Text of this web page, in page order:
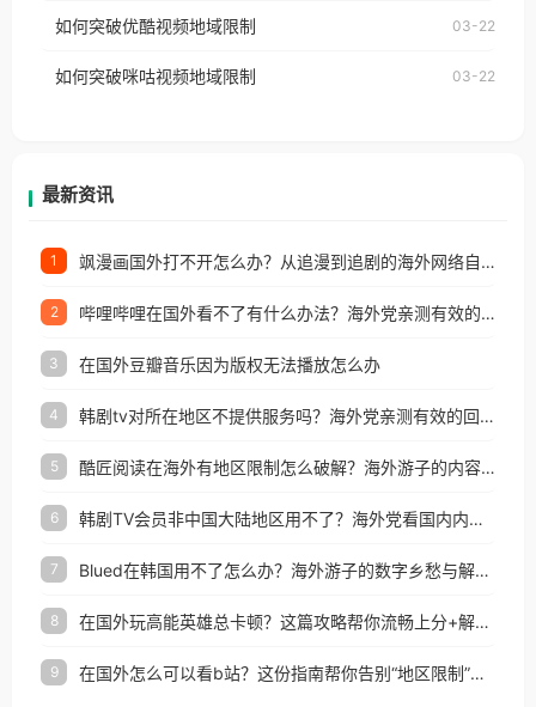
权限制所困扰。
制问题，且仅能在中国大陆地区播放。 遇到这个问题
户收听网易云音乐地区版权限制」的问题，无论人在
如何突破优酷视频地域限制 03-22
如何突破咪咕视频地域限制 03-22
最新资讯
1 飒漫画国外打不开怎么办？从追漫到追剧的海外网络自由之路
2 哔哩哔哩在国外看不了有什么办法？海外党亲测有效的回国加速解决方案
3 在国外豆瓣音乐因为版权无法播放怎么办
4 韩剧tv对所在地区不提供服务吗？海外党亲测有效的回国加速解决方案
5 酷匠阅读在海外有地区限制怎么破解？海外游子的内容归乡路
6 韩剧TV会员非中国大陆地区用不了？海外党看国内内容的加速器选择指南
7 Blued在韩国用不了怎么办？海外游子的数字乡愁与解决方案
8 在国外玩高能英雄总卡顿？这篇攻略帮你流畅上分+解锁国内影音自由
9 在国外怎么可以看b站？这份指南帮你告别“地区限制”的烦恼